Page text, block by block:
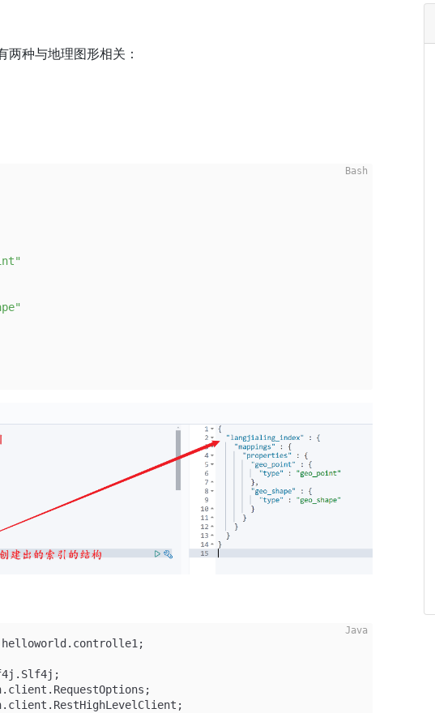
种与地理图形相关：